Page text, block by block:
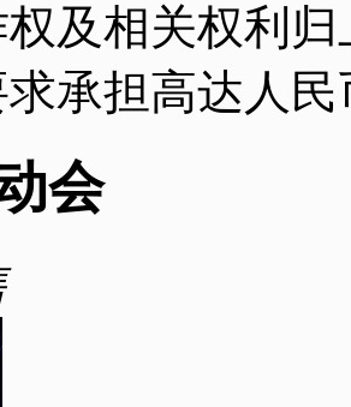
及相关权利
承担高达人
会